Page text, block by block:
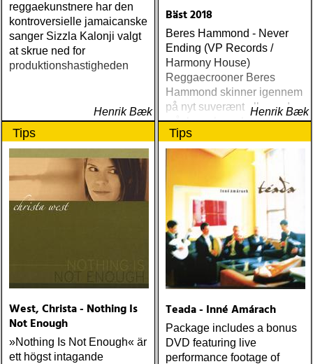
reggaekunstnere har den
kontroversielle jamaicanske
sanger Sizzla Kalonji valgt
at skrue ned for
produktionshastigheden
Henrik Bæk
Bäst 2018
Beres Hammond - Never
Ending (VP Records /
Harmony House)
Reggaecrooner Beres
Hammond skinner igennem
på nyt suverænt album, der
måske er hans bedste
gennem tiderne
Henrik Bæk
Tips
West, Christa - Nothing Is
Not Enough
»Nothing Is Not Enough« är
ett högst intagande
Tips
Teada - Inné Amárach
Package includes a bonus
DVD featuring live
performance footage of